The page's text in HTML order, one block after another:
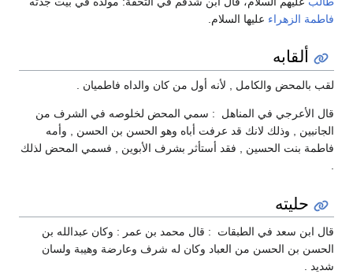
فاطمة الزهراء عليها السلام.
ألقابه
لقب بالمحض والكامل , لأنه أول من كان والداه فاطميان .
قال الأعرجي في المناهل : سمي المحض لخلوصه في الشرف من
الجانبين , وذلك لانك قد عرفت أباه وهو الحسن بن الحسن , وأمه
فاطمة بنت الحسين , فقد أستأثر بشرف الأبوين , فسمي المحض لذلك
حليته
قال ابن سعد في الطبقات : قال محمد بن عمر : وكان عبدالله بن
الحسن بن الحسن من العباد وكان له شرف وعارضة وهيبة ولسان
شديد .